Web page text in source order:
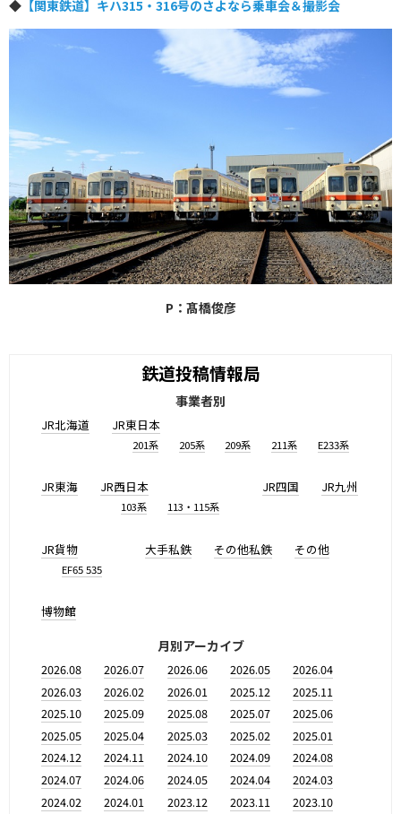
◆ 【関東鉄道】キハ315・316号のさよなら乗車会＆撮影会
P：髙橋俊彦
鉄道投稿情報局
事業者別
JR北海道 JR東日本
201系 205系 209系 211系 E233系
JR東海 JR西日本
103系 113・115系
JR四国 JR九州
JR貨物
EF65 535
大手私鉄 その他私鉄 その他
博物館
月別アーカイブ
2026.08 2026.07 2026.06 2026.05
2026.04
2026.03
2026.02 2026.01 2025.12
2025.11
2025.10
2025.09 2025.08 2025.07
2025.06
2025.05
2025.04 2025.03 2025.02
2025.01
2024.12
2024.11 2024.10 2024.09
2024.08
2024.07
2024.06 2024.05 2024.04
2024.03
2024.02
2024.01 2023.12 2023.11
2023.10